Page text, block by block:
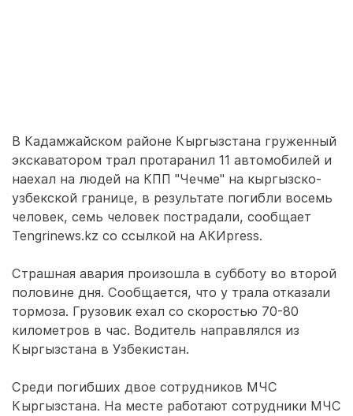
В Кадамжайском районе Кыргызстана груженный
экскаватором трал протаранил 11 автомобилей и
наехал на людей на КПП "Чечме" на кыргызско-
узбекской границе, в результате погибли восемь
человек, семь человек пострадали, сообщает
Tengrinews.kz со ссылкой на АКИpress.
Страшная авария произошла в субботу во второй
половине дня. Сообщается, что у трала отказали
тормоза. Грузовик ехал со скоростью 70-80
километров в час. Водитель направлялся из
Кыргызстана в Узбекистан.
Среди погибших двое сотрудников МЧС
Кыргызстана. На месте работают сотрудники МЧС